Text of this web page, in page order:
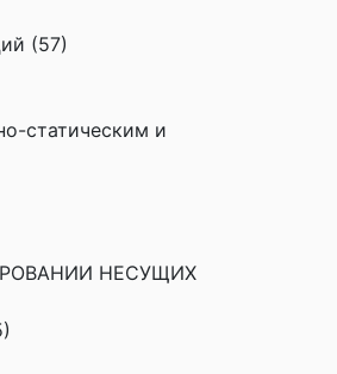
(57)
статическим и
НЕСУЩИХ